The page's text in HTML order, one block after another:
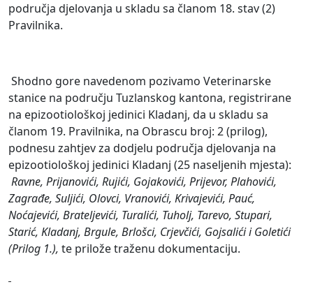
područja djelovanja u skladu sa članom 18. stav (2)
Pravilnika.
Shodno gore navedenom pozivamo Veterinarske
stanice na području Tuzlanskog kantona, registrirane
na epizootiološkoj jedinici Kladanj, da u skladu sa
članom 19. Pravilnika, na Obrascu broj: 2 (prilog),
podnesu zahtjev za dodjelu područja djelovanja na
epizootiološkoj jedinici Kladanj (25 naseljenih mjesta):
Ravne, Prijanovići, Rujići, Gojakovići, Prijevor, Plahovići,
Zagrađe, Suljići, Olovci, Vranovići, Krivajevići, Pauć,
Noćajevići, Brateljevići, Turalići, Tuholj, Tarevo, Stupari,
Starić, Kladanj, Brgule, Brlošci, Crjevčići, Gojsalići i Goletići
(Prilog 1.), te prilože traženu dokumentaciju.